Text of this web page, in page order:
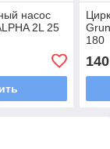
насос
2L 25
180